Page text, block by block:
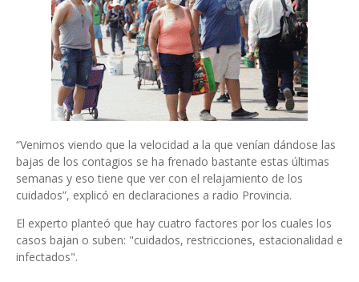
“Venimos viendo que la velocidad a la que venían dándose las
bajas de los contagios se ha frenado bastante estas últimas
semanas y eso tiene que ver con el relajamiento de los
cuidados”, explicó en declaraciones a radio Provincia.
El experto planteó que hay cuatro factores por los cuales los
casos bajan o suben: "cuidados, restricciones, estacionalidad e
infectados".